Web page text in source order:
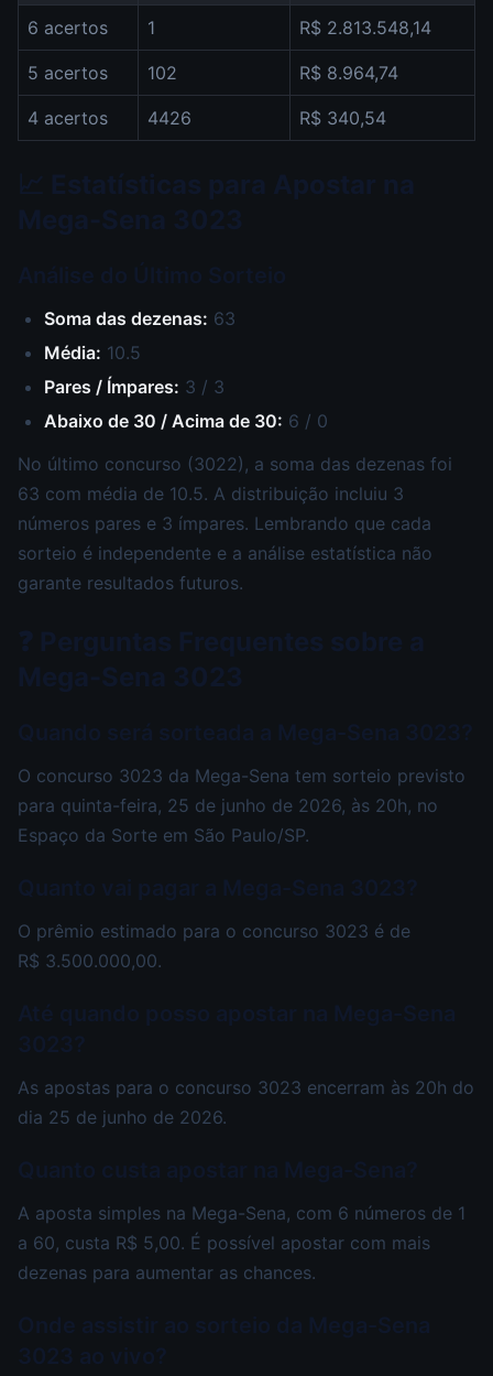
6 acertos 1 R$ 2.813.548,14
5 acertos 102 R$ 8.964,74
4 acertos 4426 R$ 340,54
Soma das dezenas: 63
Média: 10.5
Pares / Ímpares: 3 / 3
Abaixo de 30 / Acima de 30: 6 / 0
No último concurso (3022), a soma das dezenas foi
63 com média de 10.5. A distribuição incluiu 3
números pares e 3 ímpares. Lembrando que cada
sorteio é independente e a análise estatística não
garante resultados futuros.
O concurso 3023 da Mega-Sena tem sorteio previsto
para quinta-feira, 25 de junho de 2026, às 20h, no
Espaço da Sorte em São Paulo/SP.
O prêmio estimado para o concurso 3023 é de
R$ 3.500.000,00.
As apostas para o concurso 3023 encerram às 20h do
dia 25 de junho de 2026.
A aposta simples na Mega-Sena, com 6 números de 1
a 60, custa R$ 5,00. É possível apostar com mais
dezenas para aumentar as chances.